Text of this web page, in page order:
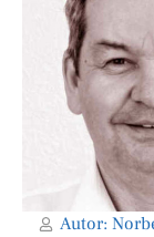
Autor: